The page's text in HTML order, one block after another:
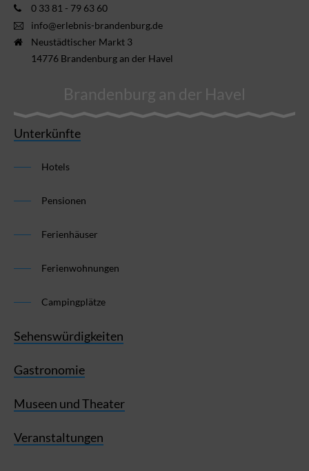
0 33 81 - 79 63 60
info@erlebnis-brandenburg.de
Neustädtischer Markt 3
14776 Brandenburg an der Havel
Brandenburg an der Havel
Unterkünfte
Hotels
Pensionen
Ferienhäuser
Ferienwohnungen
Campingplätze
Sehenswürdigkeiten
Gastronomie
Museen und Theater
Veranstaltungen